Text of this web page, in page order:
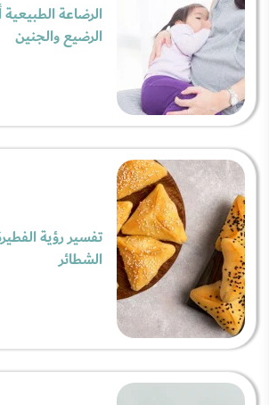
الرضاعة
الرضيع والجنين
تفسير رؤية
الشطائر